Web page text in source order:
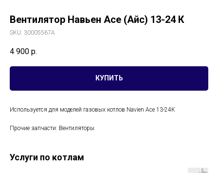
Вентилятор Навьен Ace (Айс) 13-24 К
SKU: 30005567А
4 900 р.
КУПИТЬ
Используется для моделей газовых котлов Navien Ace 13-24K
Прочие запчасти: Вентиляторы
Услуги по котлам